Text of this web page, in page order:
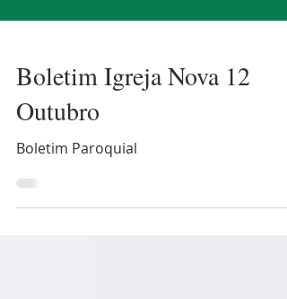
Boletim Igreja Nova 12
Outubro
Boletim Paroquial